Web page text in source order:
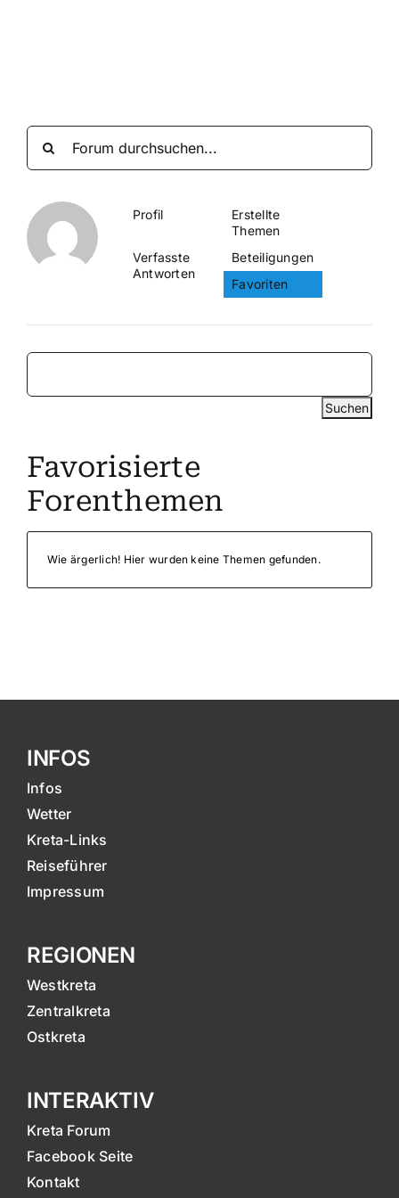
Profil
Erstellte
Themen
Verfasste
Antworten
Beteiligungen
Favoriten
Favorisierte
Forenthemen
Wie ärgerlich! Hier wurden keine Themen gefunden.
INFOS
Infos
Wetter
Kreta-Links
Reiseführer
Impressum
REGIONEN
Westkreta
Zentralkreta
Ostkreta
INTERAKTIV
Kreta Forum
Facebook Seite
Kontakt